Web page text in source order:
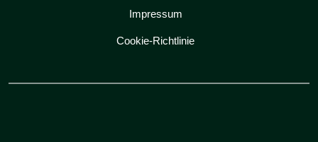
Impressum
Cookie-Richtlinie